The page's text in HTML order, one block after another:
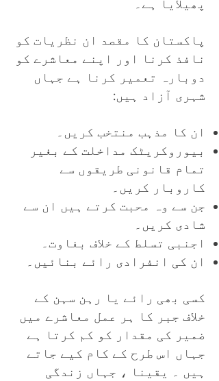
پھیلایا ہے۔
پاکستان کا مقصد ان نظریات کو
نافذ کرنا اور اپنے معاشرے کو
دوبارہ تعمیر کرنا ہے جہاں
شہری آزاد ہیں:
ان کا مذہب منتخب کریں۔
بیوروکریٹک مداخلت کے بغیر
تمام قانونی طریقوں سے
کاروبار کریں۔
جن سے وہ محبت کرتے ہیں ان سے
شادی کریں۔
اجنبی تسلط کے خلاف بغاوت۔
ان کی انفرادی رائے بنائیں۔
کسی بھی رائے یا رہن سہن کے
خلاف جبر کا ہر عمل معاشرے میں
ضمیر کی مقدار کو کم کرتا ہے
جہاں اس طرح کے کام کیے جاتے
ہیں ۔ یقینا ، جہاں زندگی